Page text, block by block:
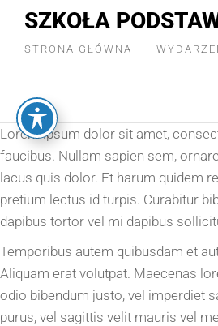
SZKOŁA
STRONA GŁÓWNA
Lorem ipsum dolor sit amet,
faucibus. Nullam sapien sem,
lacus quis dolor. Et harum quidem
pretium lectus id turpis. Curabitur
dapibus tortor vel mi dapibus
Temporibus autem quibusdam et
Aliquam erat volutpat. Maecenas
odio bibendum justo, vel imperdiet
purus, vel sagittis velit mauris vel